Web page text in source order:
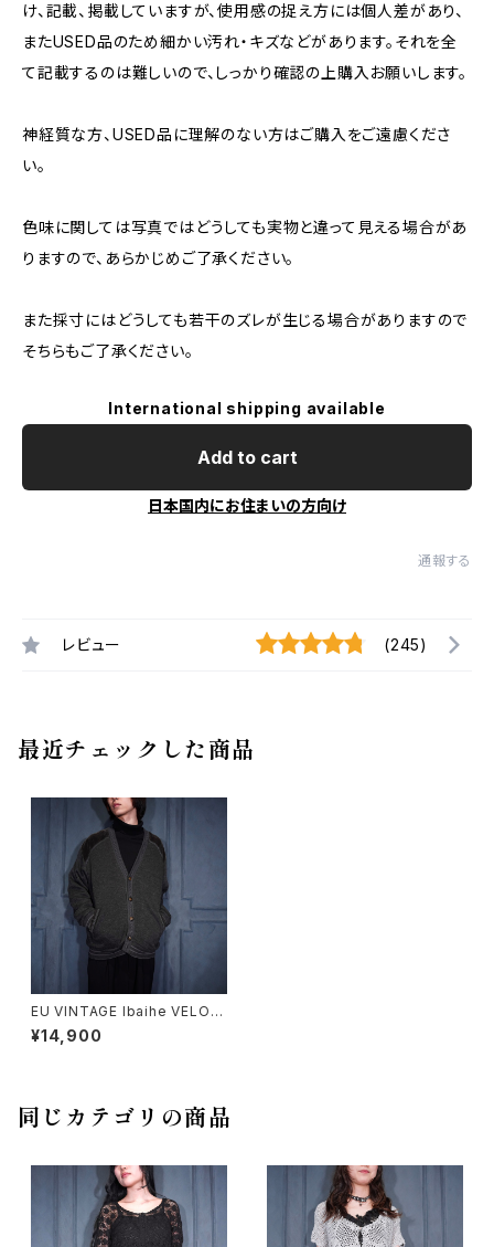
け、記載、掲載していますが、使用感の捉え方には個人差があり、
またUSED品のため細かい汚れ・キズなどがあります。それを全
て記載するのは難しいので、しっかり確認の上購入お願いします。
神経質な方、USED品に理解のない方はご購入をご遠慮くださ
い。
色味に関しては写真ではどうしても実物と違って見える場合があ
りますので、あらかじめご了承ください。
また採寸にはどうしても若干のズレが生じる場合がありますので
そちらもご了承ください。
International shipping available
Add to cart
日本国内にお住まいの方向け
通報する
レビュー (245)
最近チェックした商品
EU VINTAGE Ibaihe VELOU
R PATCH DESIGN WOOL K
NIT CARDIGAN/ヨーロッパ古
¥14,900
同じカテゴリの商品